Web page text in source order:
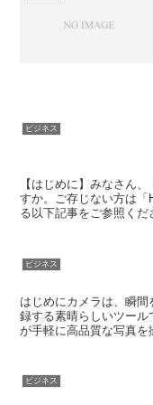
ビジネス
【はじめに】みなさん
すか。ご存じない方は
る以下記事をご参照く
ビジネス
はじめにカメラは、瞬
録する素晴らしいツール
が手軽に高品質な写真を
ビジネス